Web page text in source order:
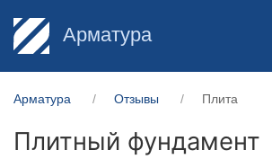
Арматура
Арматура Отзывы Плита
Плитный фундамент